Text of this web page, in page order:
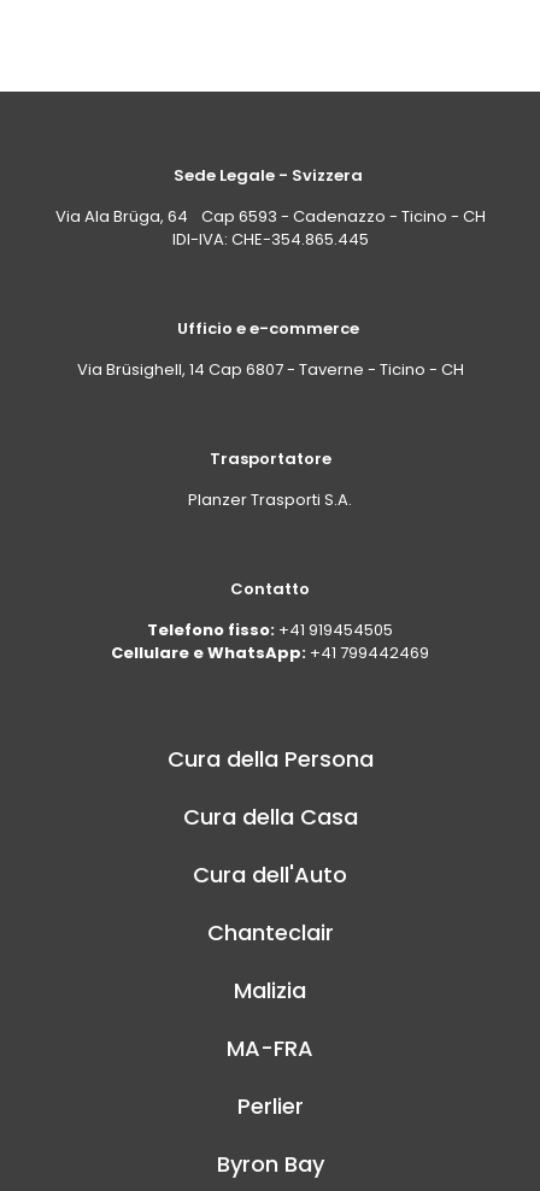
Sede Legale - Svizzera
Via Ala Brüga, 64 Cap 6593 - Cadenazzo - Ticino - CH
IDI-IVA: CHE-354.865.445
Ufficio e e-commerce
Via Brüsighell, 14 Cap 6807 - Taverne - Ticino - CH
Trasportatore
Planzer Trasporti S.A.
Contatto
Telefono fisso: +41 919454505
Cellulare e WhatsApp: +41 799442469
Cura della Persona
Cura della Casa
Cura dell'Auto
Chanteclair
Malizia
MA-FRA
Perlier
Byron Bay